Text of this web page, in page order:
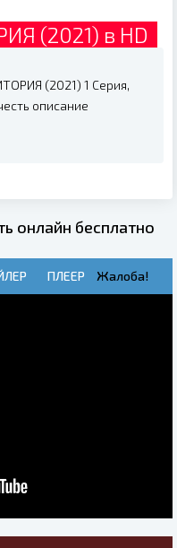
(2021) в HD
(2021) 1 Серия,
описание
онлайн бесплатно
ПЛЕЕР Жалоба!